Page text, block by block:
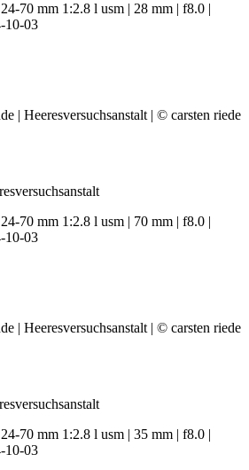
70 mm 1:2.8 l usm | 28 mm | f8.0 |
10-03
70 mm 1:2.8 l usm | 70 mm | f8.0 |
10-03
70 mm 1:2.8 l usm | 35 mm | f8.0 |
10-03